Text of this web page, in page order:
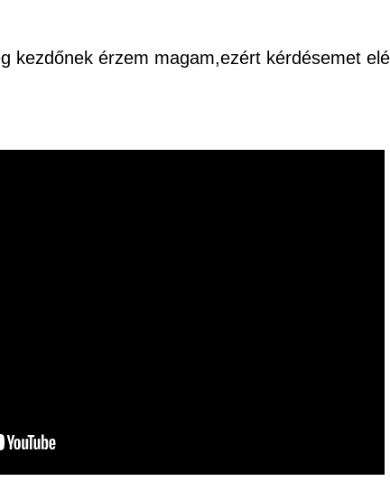
kezdőnek érzem magam,ezért kérdésemet